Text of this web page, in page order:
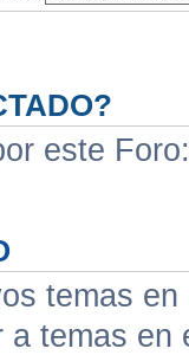
este
temas
a temas en